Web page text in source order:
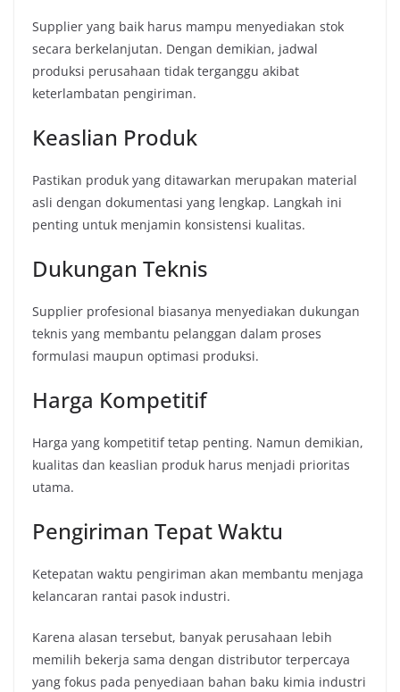
Supplier yang baik harus mampu menyediakan stok
secara berkelanjutan. Dengan demikian, jadwal
produksi perusahaan tidak terganggu akibat
keterlambatan pengiriman.
Keaslian Produk
Pastikan produk yang ditawarkan merupakan material
asli dengan dokumentasi yang lengkap. Langkah ini
penting untuk menjamin konsistensi kualitas.
Dukungan Teknis
Supplier profesional biasanya menyediakan dukungan
teknis yang membantu pelanggan dalam proses
formulasi maupun optimasi produksi.
Harga Kompetitif
Harga yang kompetitif tetap penting. Namun demikian,
kualitas dan keaslian produk harus menjadi prioritas
utama.
Pengiriman Tepat Waktu
Ketepatan waktu pengiriman akan membantu menjaga
kelancaran rantai pasok industri.
Karena alasan tersebut, banyak perusahaan lebih
memilih bekerja sama dengan distributor terpercaya
yang fokus pada penyediaan bahan baku kimia industri